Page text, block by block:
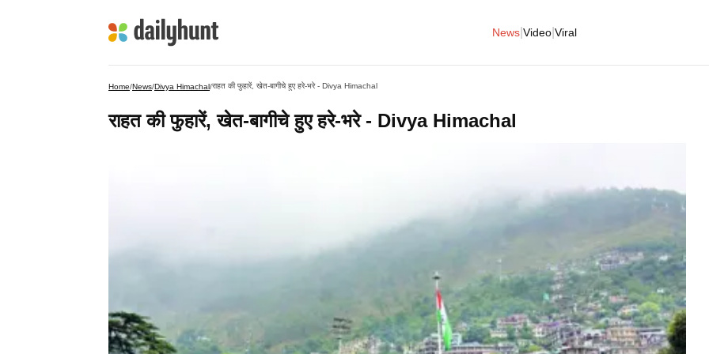
News Video Viral
Home/News/Divya Himachal/राहत की फुहारें, खेत-बागीचे हुए हरे-भरे - Divya Himachal
राहत की फुहारें, खेत-बागीचे हुए हरे-भरे - Divya Himachal